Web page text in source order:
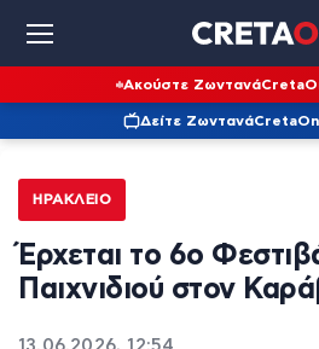
Ακούστε Ζωντανά
Δείτε Ζωντανά
ΗΡΆΚΛΕΙΟ
Έρχεται το 6ο
Παιχνιδιού στον